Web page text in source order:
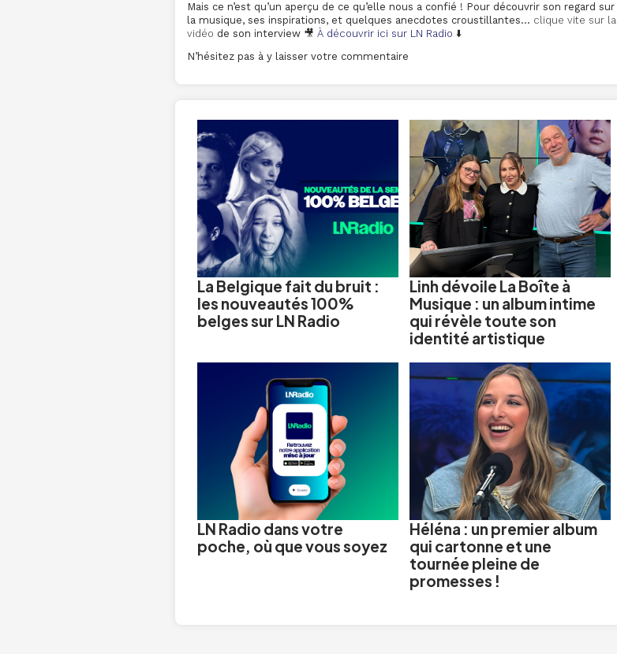
Mais ce n’est qu’un aperçu de ce qu’elle nous a confié ! Pour découvrir son regard sur
la musique, ses inspirations, et quelques anecdotes croustillantes… clique vite sur la
vidéo de son interview 🎥 À découvrir ici sur LN Radio ⬇️
N’hésitez pas à y laisser votre commentaire
La Belgique fait du bruit :
les nouveautés 100%
belges sur LN Radio
Linh dévoile La Boîte à
Musique : un album intime
qui révèle toute son
identité artistique
LN Radio dans votre
poche, où que vous soyez
Héléna : un premier album
qui cartonne et une
tournée pleine de
promesses !